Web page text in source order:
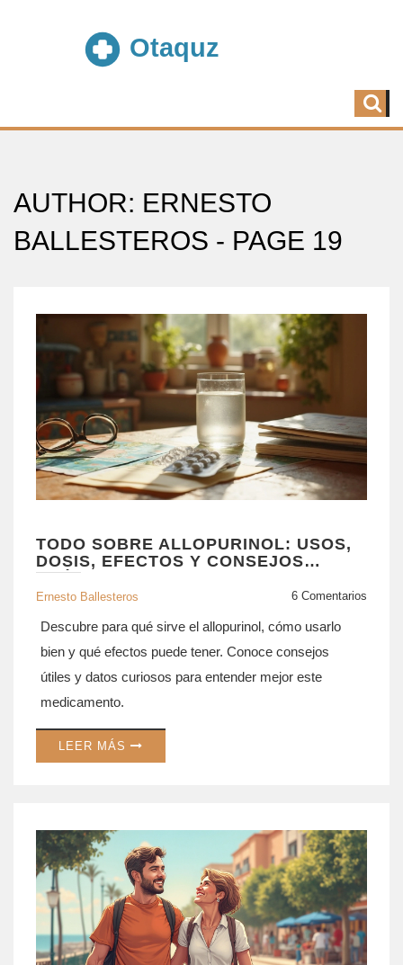
AUTHOR: ERNESTO
BALLESTEROS - PAGE 19
TODO SOBRE ALLOPURINOL: USOS,
DOSIS, EFECTOS Y CONSEJOS
PRÁCTICOS
Ernesto Ballesteros 6 Comentarios
Descubre para qué sirve el allopurinol, cómo usarlo
bien y qué efectos puede tener. Conoce consejos
útiles y datos curiosos para entender mejor este
medicamento.
LEER MÁS